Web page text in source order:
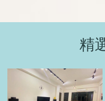
精